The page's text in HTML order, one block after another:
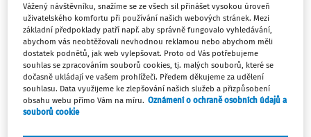
Podporujeme skutečně wellbeing ve škole? Známe
názory těch, jejichž potřeby se snažíme naplňovat? Hlas
mladých ve vzdělávání je důležitým prvkem podpory
osobního wellbeingu žáků a studentů.Speciální vydání
Učitelského měsíčníku k příležitosti Týdne pro
wellbeing, který se v roce 2026 konal 4.–11. února, se
nesl v duchu participace, resilience i podpory učení.
Vážený návštěvníku, snažíme se ze všech sil přinášet vysokou úroveň
uživatelského komfortu při používání našich webových stránek. Mezi
základní předpoklady patří např. aby správně fungovalo vyhledávání,
abychom vás neobtěžovali nevhodnou reklamou nebo abychom měli
dostatek podnětů, jak web vylepšovat. Proto od Vás potřebujeme
souhlas se zpracováním souborů cookies, tj. malých souborů, které se
dočasně ukládají ve vašem prohlížeči. Předem děkujeme za udělení
souhlasu. Data využijeme ke zlepšování našich služeb a přizpůsobení
obsahu webu přímo Vám na míru. Oznámení o ochraně osobních údajů a
souborů cookie